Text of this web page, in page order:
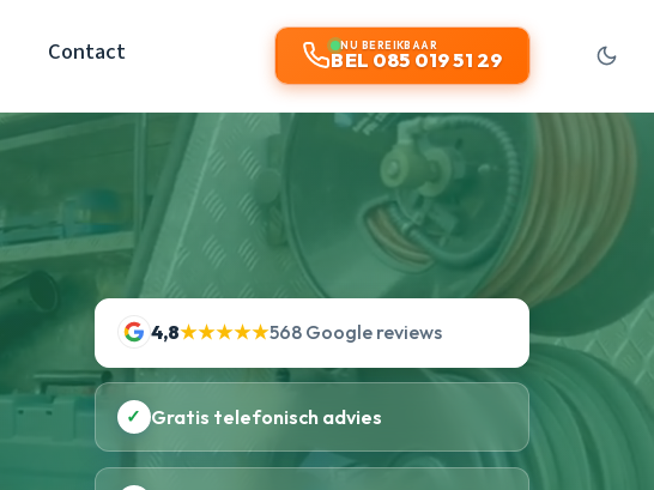
Contact NU BEREIKBAAR
BEL 085 019 51 29
4,8★★★★★568 Google reviews
✓ Gratis telefonisch advies